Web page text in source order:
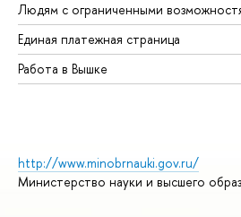
Людям с ограниченными
Единая платежная страница
Работа в Вышке
http://www.minobrnauki.gov.ru/
Министерство науки и высшего